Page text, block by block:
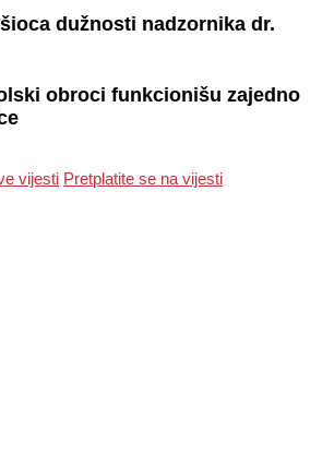
dužnosti nadzornika dr.
obroci funkcionišu zajedno
vijesti Pretplatite se na vijesti